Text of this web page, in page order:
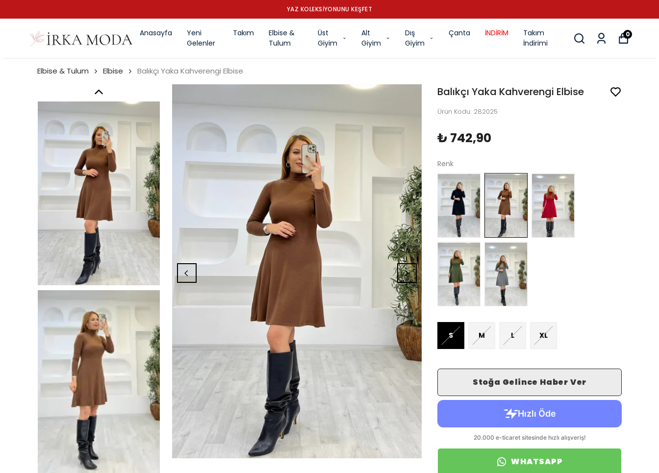
YAZ KOLEKSİYONUNU KEŞFET
Anasayfa
Yeni
Gelenler
Takım
Elbise &
Tulum
Üst
Giyim
Alt
Giyim
Dış
Giyim
Çanta İNDİRİM
Takım
İndirimi
0
Elbise & Tulum Elbise Balıkçı Yaka Kahverengi Elbise
Balıkçı Yaka Kahverengi Elbise
Ürün Kodu: 282025
₺ 742,90
Renk
S M L XL
Stoğa Gelince Haber Ver
WHATSAPP